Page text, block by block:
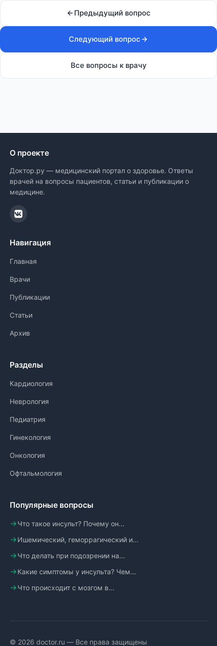
Предыдущий вопрос
Следующий вопрос
Все вопросы к врачу
О проекте
Доктор.ру — медицинский портал о здоровье. Ответы
врачей на вопросы пациентов, статьи и публикации о
медицине.
Навигация
Главная
Врачи
Публикации
Статьи
Архив
Разделы
Кардиология
Неврология
Педиатрия
Гинекология
Онкология
Офтальмология
Популярные вопросы
Что такое инсульт? Почему он...
Ишемический, геморрагический и...
Что делать при подозрении на...
Какие симптомы у инсульта? Чем...
Что происходит с мозгом в...
© 2026 doctor.ru — Все права защищены